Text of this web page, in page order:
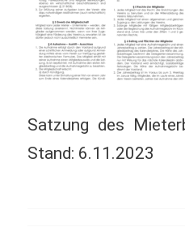
Satzung des
Stand: 6.11.2023